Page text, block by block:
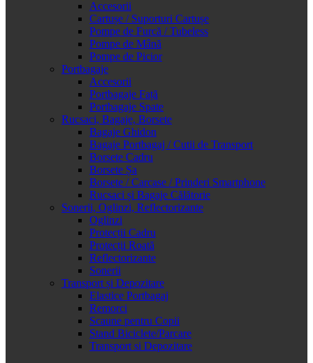
Accesorii
Cartușe / Suporturi Cartușe
Pompe de Furcă / Tubeless
Pompe de Mână
Pompe de Picior
Portbagaje
Accesorii
Portbagaje Față
Portbagaje Spate
Rucsaci, Bagaje, Borsete
Bagaje Ghidon
Bagaje Portbagaj / Cutii de Transport
Borsete Cadru
Borsete Șa
Borsete / Carcase / Prinderi Smartphone
Rucsaci și Bagaje Călătorie
Sonerii, Oglinzi, Reflectorizante
Oglinzi
Protecții Cadru
Protecții Roată
Reflectorizante
Sonerii
Transport și Depozitare
Elastice Portbagaj
Remorci
Scaune pentru Copii
Stand Biciclete/Parcare
Transport si Depozitare